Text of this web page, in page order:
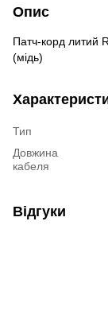
Опис
Патч-корд литий
(мідь)
Тип
Довжина
кабеля
Відгуки